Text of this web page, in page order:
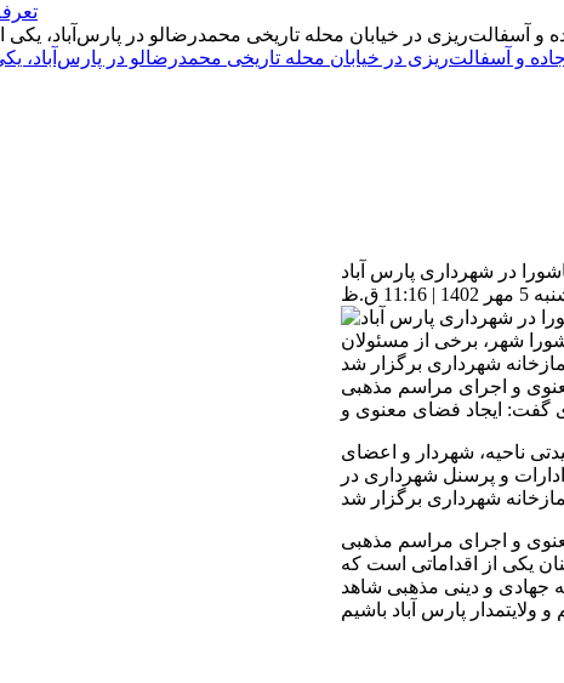
جاده و آسفالت‌ریزی در خیابان محله تاریخی محمدرضالو در
در شهرداری پارس آباد
ق.ظ
شهر، برخی از مسئولان
شهرداری برگزار شد
و اجرای مراسم مذهبی
ناحیه، شهردار و اعضای
و پرسنل شهرداری در
شهرداری برگزار شد
و اجرای مراسم مذهبی
یکی از اقداماتی است که
جهادی و دینی مذهبی شاهد
ولایتمدار پارس آباد باشیم